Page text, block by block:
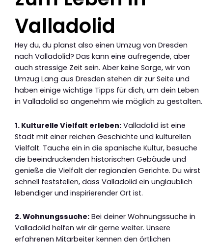
Valladolid
Hey du, du planst also einen Umzug von Dresden
nach Valladolid? Das kann eine aufregende, aber
auch stressige Zeit sein. Aber keine Sorge, wir von
Umzug Lang aus Dresden stehen dir zur Seite und
haben einige wichtige Tipps für dich, um dein Leben
in Valladolid so angenehm wie möglich zu gestalten.
1. Kulturelle Vielfalt erleben: Valladolid ist eine
Stadt mit einer reichen Geschichte und kulturellen
Vielfalt. Tauche ein in die spanische Kultur, besuche
die beeindruckenden historischen Gebäude und
genieße die Vielfalt der regionalen Gerichte. Du wirst
schnell feststellen, dass Valladolid ein unglaublich
lebendiger und inspirierender Ort ist.
2. Wohnungssuche: Bei deiner Wohnungssuche in
Valladolid helfen wir dir gerne weiter. Unsere
erfahrenen Mitarbeiter kennen den örtlichen